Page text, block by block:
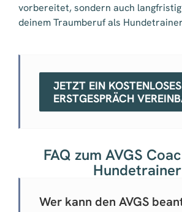
vorbereitet, sondern auch
deinem Traumberuf als
JETZT EIN KOSTENLOSES
ERSTGESPRÄCH
FAQ zum AVGS
Hundetrainer
Wer kann den AVGS